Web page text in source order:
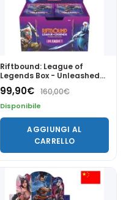
Riftbound: League of
Legends Box - Unleashed
(24 Bustine) ENG
99,90€ 160,00€
Disponibile
AGGIUNGI AL
CARRELLO